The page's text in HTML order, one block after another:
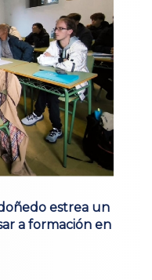
estrea un
a formación en